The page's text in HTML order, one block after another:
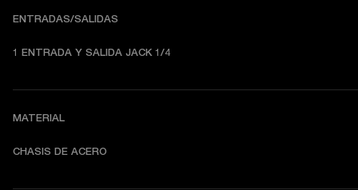
ENTRADAS/SALIDAS
1 ENTRADA Y SALIDA JACK 1/4
MATERIAL
CHASIS DE ACERO